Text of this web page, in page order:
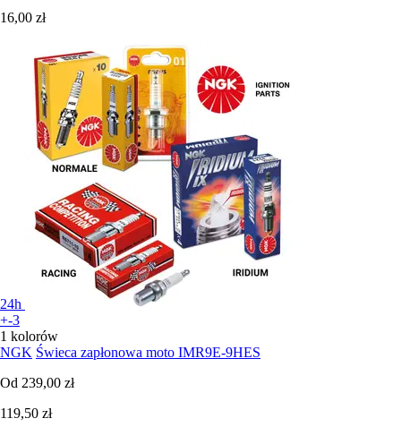
16,00 zł
24h
+-3
1 kolorów
NGK Świeca zapłonowa moto IMR9E-9HES
Od 239,00 zł
119,50 zł